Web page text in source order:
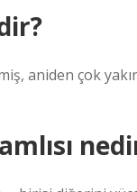
aniden çok